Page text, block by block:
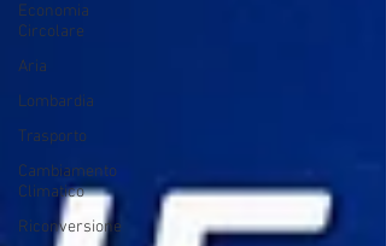
Economia
Circolare
Aria
Lombardia
Trasporto
Cambiamento
Climatico
Riconversione